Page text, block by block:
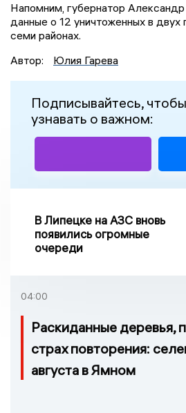
Напомним, губернатор Александр
данные о 12 уничтоженных в двух
семи районах.
Автор:
Юлия Гарева
Подписывайтесь,
узнавать о важном:
В Липецке на АЗС вновь
появились огромные
очереди
04:00
Раскиданные деревья,
страх повторения:
августа в Ямном